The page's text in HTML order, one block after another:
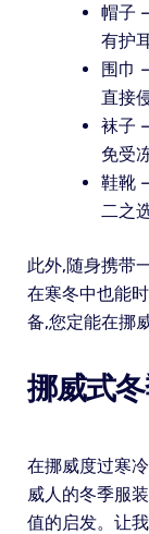
帽子
有护
围巾
直接
袜子
免受
鞋靴
二之
此外,随身携带
在寒冬中也能
备,您定能在挪
挪威式
在挪威度过寒
威人的冬季服
值的启发。让